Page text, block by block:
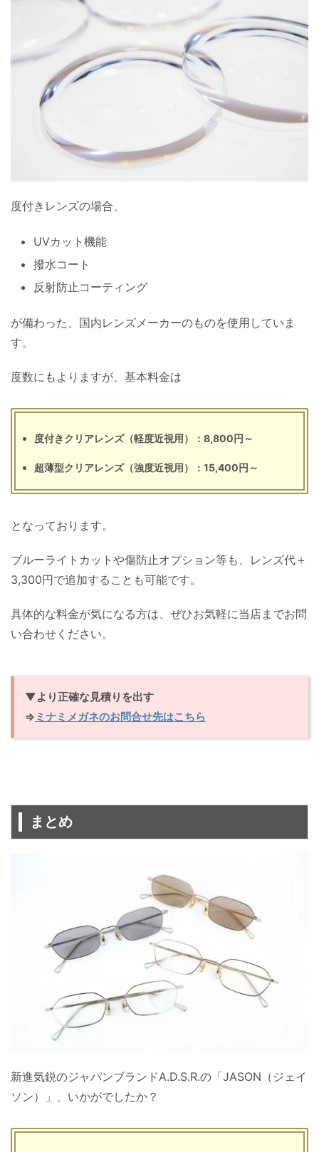
度付きレンズの場合、
UVカット機能
撥水コート
反射防止コーティング
が備わった、国内レンズメーカーのものを使用していま
す。
度数にもよりますが、基本料金は
度付きクリアレンズ（軽度近視用）：8,800円～
超薄型クリアレンズ（強度近視用）：15,400円～
となっております。
ブルーライトカットや傷防止オプション等も、レンズ代＋
3,300円で追加することも可能です。
具体的な料金が気になる方は、ぜひお気軽に当店までお問
い合わせください。
▼より正確な見積りを出す
⇒ ミナミメガネのお問合せ先はこちら
まとめ
新進気鋭のジャパンブランドA.D.S.R.の「JASON（ジェイ
ソン）」、いかがでしたか？